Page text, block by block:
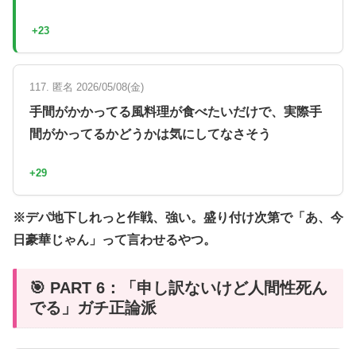
+23
117. 匿名 2026/05/08(金)
手間がかかってる風料理が食べたいだけで、実際手
間がかってるかどうかは気にしてなさそう
+29
※デパ地下しれっと作戦、強い。盛り付け次第で「あ、今
日豪華じゃん」って言わせるやつ。
🎯 PART 6：「申し訳ないけど人間性死ん
でる」ガチ正論派